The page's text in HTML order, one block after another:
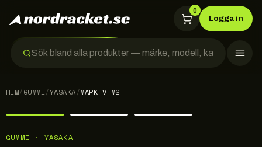
0
Logga in
HEM/GUMMI/YASAKA/MARK V M2
GUMMI · YASAKA